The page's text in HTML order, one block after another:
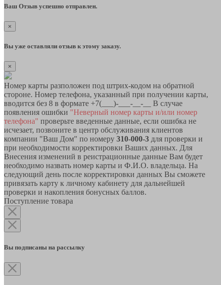
Ваш Отзыв успешно отправлен.
×
Вы уже оставляли отзыв к этому заказу.
×
Номер карты разположен под штрих-кодом на обратной
стороне. Номер телефона, указанный при получении карты,
вводится без 8 в формате +7(___)-___-__-__ В случае
появления ошибки "Неверный номер карты и/или номер
телефона" проверьте введенные данные, если ошибка не
исчезает, позвоните в центр обслуживания клиентов
компании "Ваш Дом" по номеру 310-000-3 для проверки и
при необходимости корректировки Ваших данных. Для
Внесения изменений в реистрационные данные Вам будет
необходимо назвать номер карты и Ф.И.О. владельца. На
следующий день после корректировки данных Вы сможете
привязать карту к личному кабинету для дальнейшей
проверки и накопления бонусных баллов.
Поступление товара
Вы подписаны на рассылку